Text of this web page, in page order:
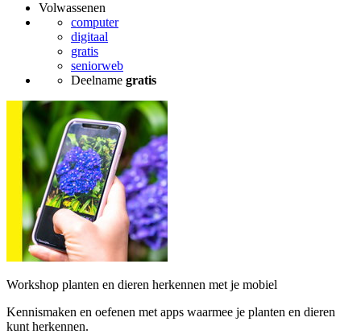
Volwassenen
computer
digitaal
gratis
seniorweb
Deelname gratis
Workshop planten en dieren herkennen met je mobiel
Kennismaken en oefenen met apps waarmee je planten en dieren
kunt herkennen.